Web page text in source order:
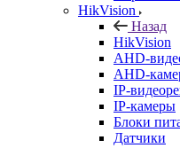
HikVision
Назад
HikVision
AHD-
AHD-
IP-
IP-камеры
Блоки
Датчики